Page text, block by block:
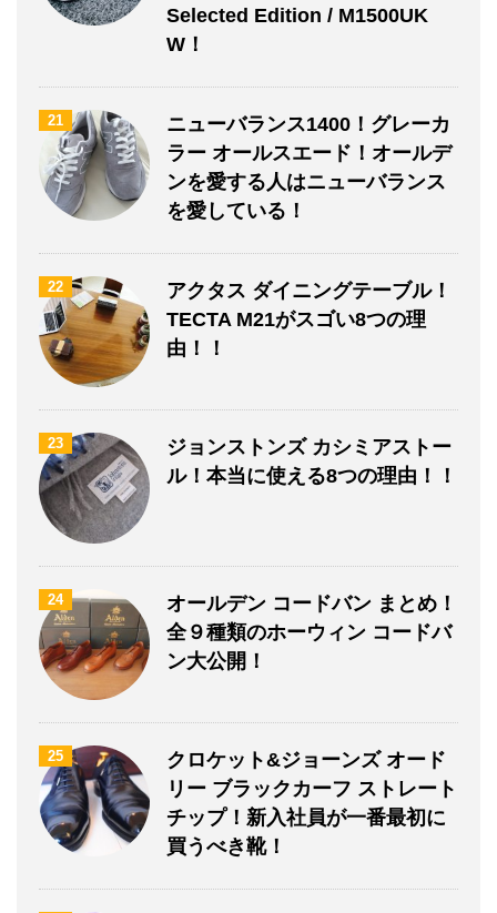
Selected Edition / M1500UK
W！
21
ニューバランス1400！グレーカ
ラー オールスエード！オールデ
ンを愛する人はニューバランス
を愛している！
22
アクタス ダイニングテーブル！
TECTA M21がスゴい8つの理
由！！
23
ジョンストンズ カシミアストー
ル！本当に使える8つの理由！！
24
オールデン コードバン まとめ！
全９種類のホーウィン コードバ
ン大公開！
25
クロケット&ジョーンズ オード
リー ブラックカーフ ストレート
チップ！新入社員が一番最初に
買うべき靴！